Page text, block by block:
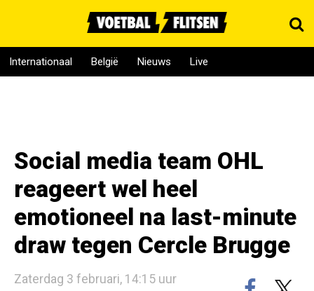
Internationaal België Nieuws Live
Social media team OHL
reageert wel heel
emotioneel na last-minute
draw tegen Cercle Brugge
Zaterdag 3 februari, 14:15 uur